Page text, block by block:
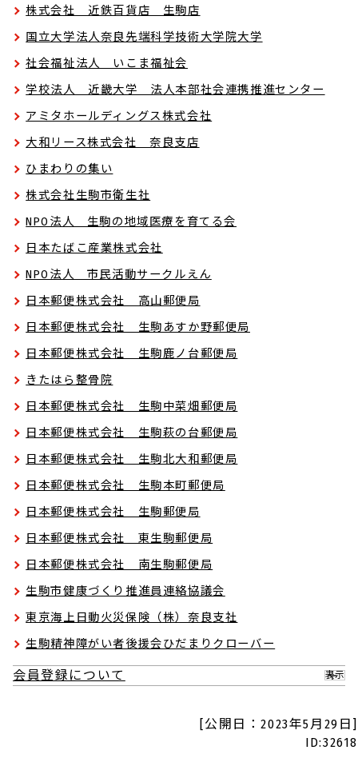
株式会社 近鉄百貨店 生駒店
国立大学法人奈良先端科学技術大学院大学
社会福祉法人 いこま福祉会
学校法人 近畿大学 法人本部社会連携推進センター
アミタホールディングス株式会社
大和リース株式会社 奈良支店
ひまわりの集い
株式会社生駒市衛生社
NPO法人 生駒の地域医療を育てる会
日本たばこ産業株式会社
NPO法人 市民活動サークルえん
日本郵便株式会社 高山郵便局
日本郵便株式会社 生駒あすか野郵便局
日本郵便株式会社 生駒鹿ノ台郵便局
きたはら整骨院
日本郵便株式会社 生駒中菜畑郵便局
日本郵便株式会社 生駒萩の台郵便局
日本郵便株式会社 生駒北大和郵便局
日本郵便株式会社 生駒本町郵便局
日本郵便株式会社 生駒郵便局
日本郵便株式会社 東生駒郵便局
日本郵便株式会社 南生駒郵便局
生駒市健康づくり推進員連絡協議会
東京海上日動火災保険（株）奈良支社
生駒精神障がい者後援会ひだまりクローバー
会員登録について 表示
[公開日：2023年5月29日]
ID:32618